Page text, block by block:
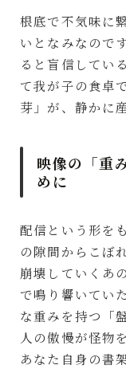
根底で不気味に
いとなみなので
ると盲信してい
て我が子の食卓
芽」が、静かに
映像の「重
めに
配信という形を
の隙間からこぼ
崩壊していくあ
で鳴り響いてい
な重みを持つ「
人の傲慢が怪物
あなた自身の書